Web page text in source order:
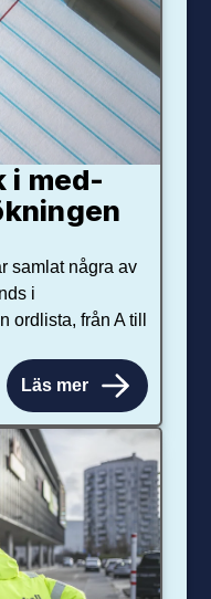
i med­­
samlat några av
i
ordlista, från A till
Läs mer